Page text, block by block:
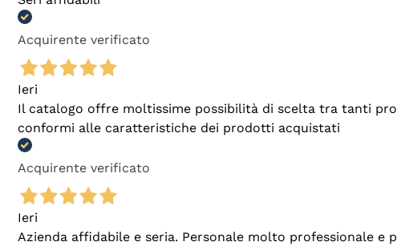
Acquirente verificato
Ieri
Il catalogo offre moltissime possibilità di scelta tra tanti
conformi alle caratteristiche dei prodotti acquistati
Acquirente verificato
Ieri
Azienda affidabile e seria. Personale molto professionale